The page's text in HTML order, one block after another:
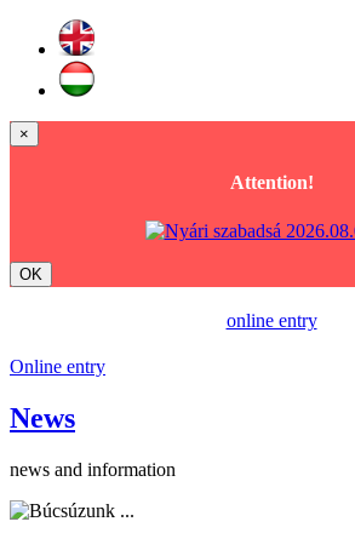
×
Attention!
OK
online entry
Online entry
News
news and information